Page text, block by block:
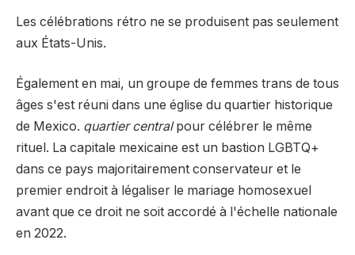
Les célébrations rétro ne se produisent pas seulement
aux États-Unis.
Également en mai, un groupe de femmes trans de tous
âges s'est réuni dans une église du quartier historique
de Mexico. quartier centralpour célébrer le même
rituel. La capitale mexicaine est un bastion LGBTQ+
dans ce pays majoritairement conservateur et le
premier endroit à légaliser le mariage homosexuel
avant que ce droit ne soit accordé à l'échelle nationale
en 2022.